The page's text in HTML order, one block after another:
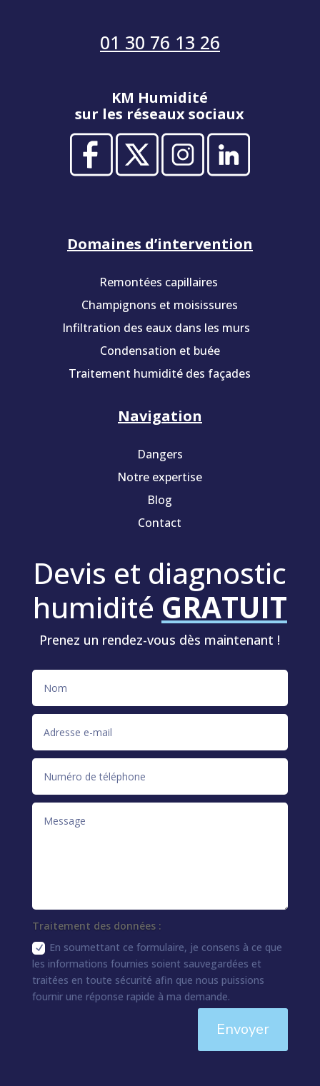
01 30 76 13 26
KM Humidité
sur les réseaux sociaux
Domaines d’intervention
Remontées capillaires
Champignons et moisissures
Infiltration des eaux dans les murs
Condensation et buée
Traitement humidité des façades
Navigation
Dangers
Notre expertise
Blog
Contact
Devis et diagnostic
humidité GRATUIT
Prenez un rendez-vous dès maintenant !
Traitement des données :
En soumettant ce formulaire, je consens à ce que
les informations fournies soient sauvegardées et
traitées en toute sécurité afin que nous puissions
fournir une réponse rapide à ma demande.
Envoyer